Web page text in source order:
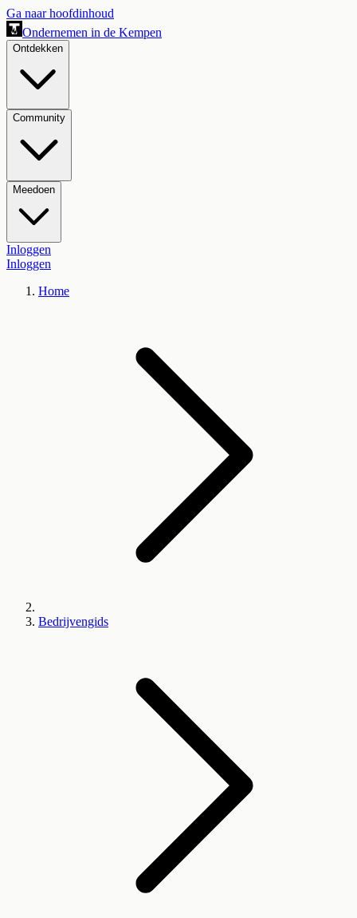
Ga naar hoofdinhoud
Ondernemen in de Kempen
Ontdekken
Community
Meedoen
Inloggen
Inloggen
Home
Bedrijvengids